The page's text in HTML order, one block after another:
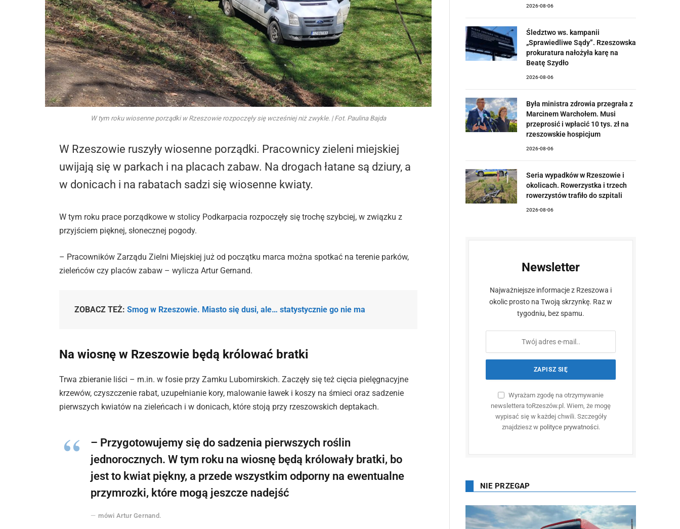
W tym roku wiosenne porządki w Rzeszowie rozpoczęły się wcześniej niż zwykle. | Fot. Paulina Bajda
W Rzeszowie ruszyły wiosenne porządki. Pracownicy zieleni miejskiej
uwijają się w parkach i na placach zabaw. Na drogach łatane są dziury, a
w donicach i na rabatach sadzi się wiosenne kwiaty.
W tym roku prace porządkowe w stolicy Podkarpacia rozpoczęły się trochę szybciej, w związku z
przyjściem pięknej, słonecznej pogody.
– Pracowników Zarządu Zielni Miejskiej już od początku marca można spotkać na terenie parków,
zieleńców czy placów zabaw – wylicza Artur Gernand.
ZOBACZ TEŻ:Smog w Rzeszowie. Miasto się dusi, ale… statystycznie go nie ma
Na wiosnę w Rzeszowie będą królować bratki
Trwa zbieranie liści – m.in. w fosie przy Zamku Lubomirskich. Zaczęły się też cięcia pielęgnacyjne
krzewów, czyszczenie rabat, uzupełnianie kory, malowanie ławek i koszy na śmieci oraz sadzenie
pierwszych kwiatów na zieleńcach i w donicach, które stoją przy rzeszowskich deptakach.
– Przygotowujemy się do sadzenia pierwszych roślin
jednorocznych. W tym roku na wiosnę będą królowały bratki, bo
jest to kwiat piękny, a przede wszystkim odporny na ewentualne
przymrozki, które mogą jeszcze nadejść
mówi Artur Gernand.
2026-08-06
Śledztwo ws. kampanii
„Sprawiedliwe Sądy”. Rzeszowska
prokuratura nałożyła karę na
Beatę Szydło
2026-08-06
Była ministra zdrowia przegrała z
Marcinem Warchołem. Musi
przeprosić i wpłacić 10 tys. zł na
rzeszowskie hospicjum
2026-08-06
Seria wypadków w Rzeszowie i
okolicach. Rowerzystka i trzech
rowerzystów trafiło do szpitali
2026-08-06
Newsletter
Najważniejsze informacje z Rzeszowa i
okolic prosto na Twoją skrzynkę. Raz w
tygodniu, bez spamu.
Wyrażam zgodę na otrzymywanie
newslettera toRzeszów.pl. Wiem, że mogę
wypisać się w każdej chwili. Szczegóły
znajdziesz w polityce prywatności.
NIE PRZEGAP